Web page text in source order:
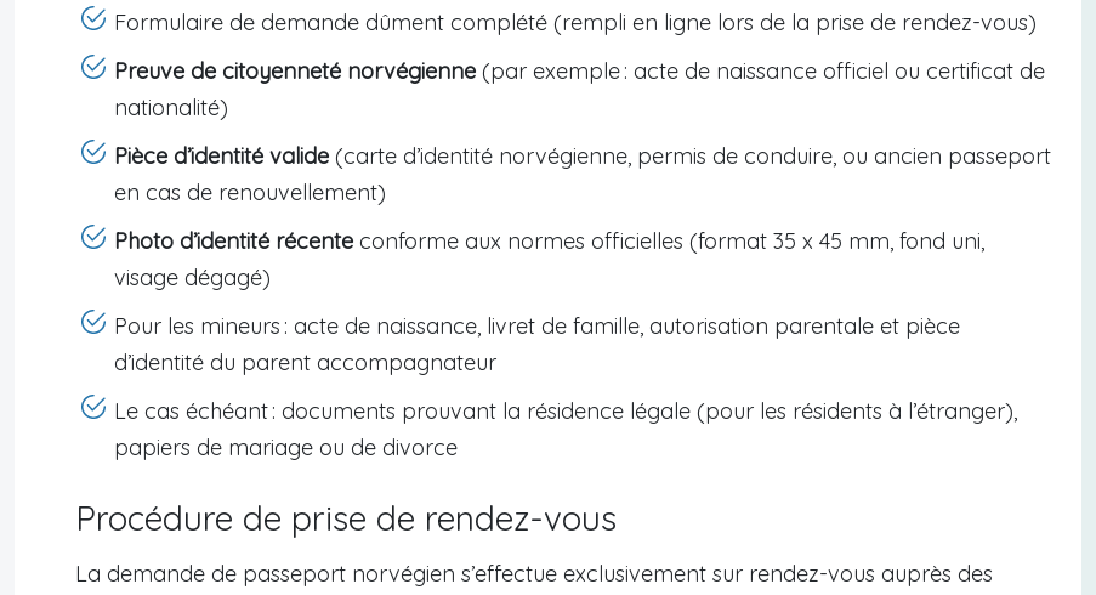
Formulaire de demande dûment complété (rempli en ligne lors de la prise de rendez-vous)
Preuve de citoyenneté norvégienne (par exemple : acte de naissance officiel ou certificat de
nationalité)
Pièce d’identité valide (carte d’identité norvégienne, permis de conduire, ou ancien passeport
en cas de renouvellement)
Photo d’identité récente conforme aux normes officielles (format 35 x 45 mm, fond uni,
visage dégagé)
Pour les mineurs : acte de naissance, livret de famille, autorisation parentale et pièce
d’identité du parent accompagnateur
Le cas échéant : documents prouvant la résidence légale (pour les résidents à l’étranger),
papiers de mariage ou de divorce
Procédure de prise de rendez-vous
La demande de passeport norvégien s’effectue exclusivement sur rendez-vous auprès des